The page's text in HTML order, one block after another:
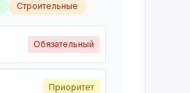
Строительные
Обязательный
Приоритет